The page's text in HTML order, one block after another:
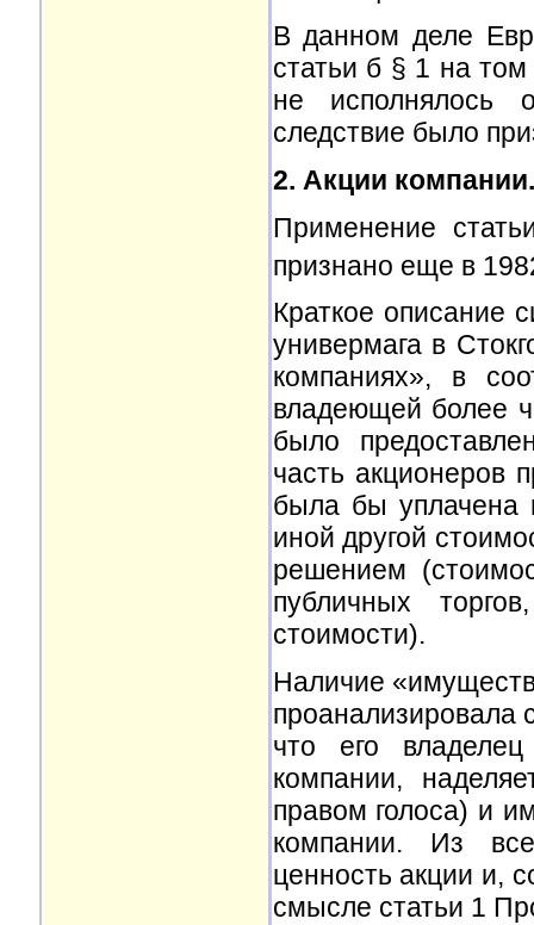
В данном деле
статьи б § 1 на
не исполнялось
следствие было
2. Акции компании.
Применение
признано еще в
Краткое описание
универмага в
компаниях», в
владеющей более
было
часть акционеров
была бы уплачена
иной другой
решением
публичных
стоимости).
Наличие
проанализировала
что его
компании,
правом голоса) и
компании. Из
ценность акции и,
смысле статьи 1